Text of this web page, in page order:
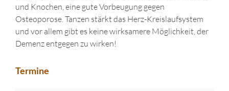
und Knochen, eine gute Vorbeugung gegen
Osteoporose. Tanzen stärkt das Herz-Kreislaufsystem
und vor allem gibt es keine wirksamere Möglichkeit, der
Demenz entgegen zu wirken!
Termine